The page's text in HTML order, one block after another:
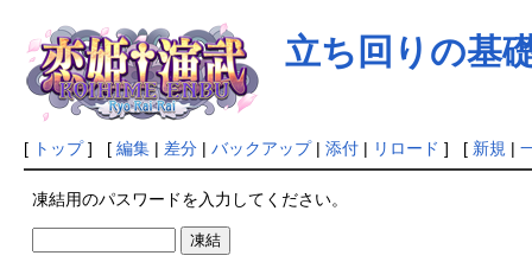
立ち回りの基
[ トップ] [ 編集| 差分| バックアップ| 添付| リロード ] [ 新規 |
凍結用のパスワードを入力してください。